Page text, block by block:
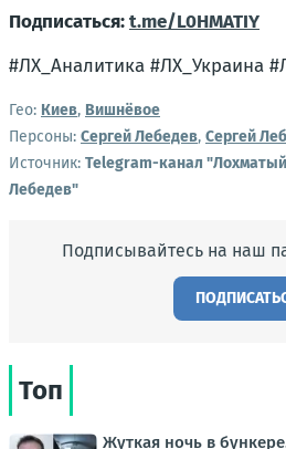
Подписаться:t.me/L0HMATIY
#ЛХ_Аналитика #ЛХ_Украина
Гео: Киев, Вишнёвое
Персоны: Сергей Лебедев, Сергей
Источник: Telegram-канал
Лебедев"
Подписывайтесь на наш
Топ
Жуткая ночь в